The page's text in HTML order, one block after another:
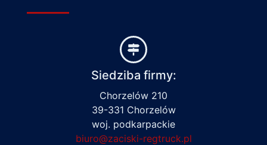
Siedziba firmy:
Chorzelów 210
39-331 Chorzelów
woj. podkarpackie
biuro@zaciski-regtruck.pl